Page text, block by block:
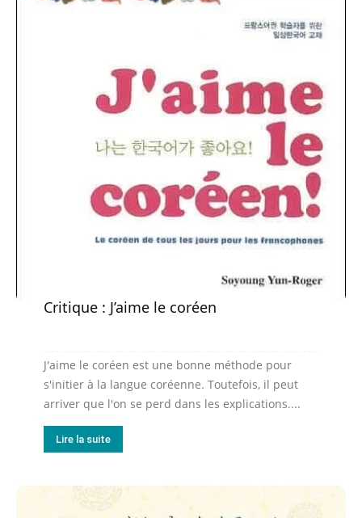
Critique : J’aime le coréen
J'aime le coréen est une bonne méthode pour
s'initier à la langue coréenne. Toutefois, il peut
arriver que l'on se perd dans les explications....
Lire la suite